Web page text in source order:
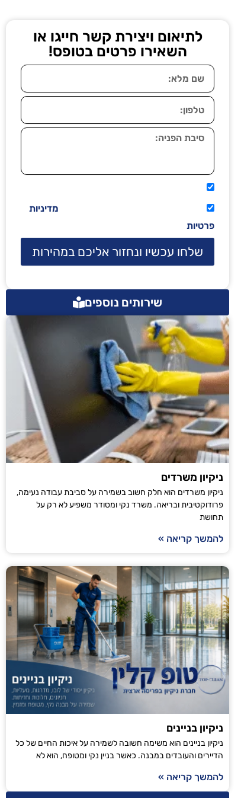
לתיאום ויצירת קשר חייגו או
השאירו פרטים בטופס!
מדיניות
פרטיות
שלחו עכשיו ונחזור אליכם במהירות
שירותים נוספים
ניקיון משרדים
ניקיון משרדים הוא חלק חשוב בשמירה על סביבת עבודה נעימה,
פרודוקטיבית ובריאה. משרד נקי ומסודר משפיע לא רק על
תחושת
להמשך קריאה »
ניקיון בניינים
ניקיון בניינים הוא משימה חשובה לשמירה על איכות החיים של כל
הדיירים והעובדים במבנה. כאשר בניין נקי ומטופח, הוא לא
להמשך קריאה »